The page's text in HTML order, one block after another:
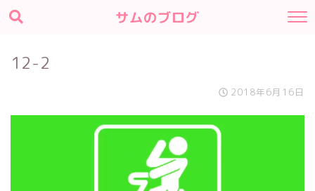
サムのブログ
12-2
2018年6月16日